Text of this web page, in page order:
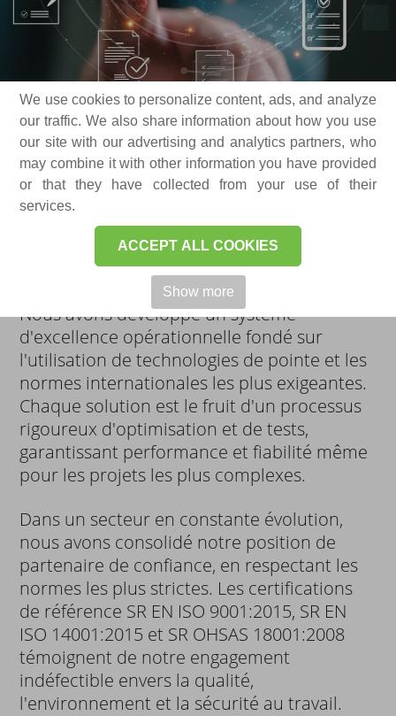
We use cookies to personalize content, ads, and analyze
our traffic. We also share information about how you use
our site with our advertising and analytics partners, who
may combine it with other information you have provided
or that they have collected from your use of their
services.
ACCEPT ALL COOKIES
Show more
ATTESTATION
Notre expertise – Performance certifiée,
Nous avons développé un système
d'excellence opérationnelle fondé sur
l'utilisation de technologies de pointe et les
normes internationales les plus exigeantes.
Chaque solution est le fruit d'un processus
rigoureux d'optimisation et de tests,
garantissant performance et fiabilité même
pour les projets les plus complexes.
Dans un secteur en constante évolution,
nous avons consolidé notre position de
partenaire de confiance, en respectant les
normes les plus strictes. Les certifications
de référence SR EN ISO 9001:2015, SR EN
ISO 14001:2015 et SR OHSAS 18001:2008
témoignent de notre engagement
indéfectible envers la qualité,
l'environnement et la sécurité au travail.